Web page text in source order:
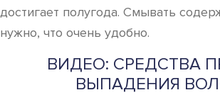
достигает полугода. Смывать
нужно, что очень удобно.
ВИДЕО: СРЕДСТВА
ВЫПАДЕНИЯ